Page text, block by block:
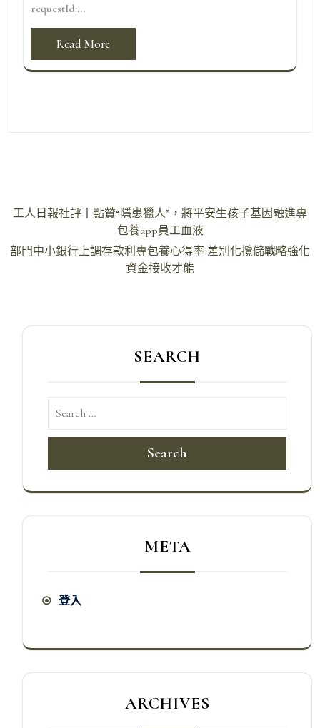
requestId:...
Read More
文
導
工人日報社評丨點贊“隱患獵人”，將平安生孩子基因融進專
包養app員工血液
部門中小銀行上調存款利專包養心得率 差別化攬儲戰略強化
資金接收才能
SEARCH
Search
META
登入
ARCHIVES